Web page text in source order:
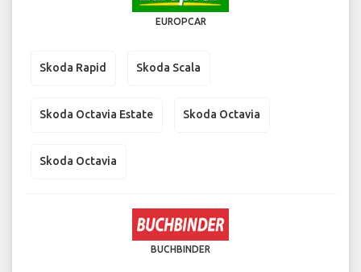
EUROPCAR
Skoda Rapid Skoda Scala
Skoda Octavia Estate Skoda Octavia
Skoda Octavia
BUCHBINDER